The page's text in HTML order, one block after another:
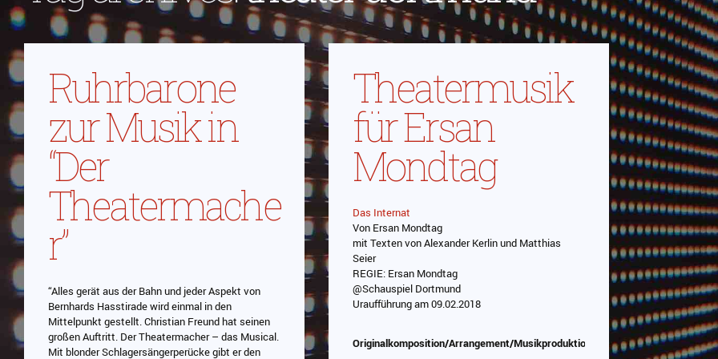
Ruhrbarone
zur Musik in
“Der
Theatermache
r”
“Alles gerät aus der Bahn und jeder Aspekt von
Bernhards Hasstirade wird einmal in den
Mittelpunkt gestellt. Christian Freund hat seinen
großen Auftritt. Der Theatermacher – das Musical.
Mit blonder Schlagersängerperücke gibt er den
Theatermusik
für Ersan
Mondtag
Abspielen
Das Video wird von Youtube eingebettet
abespielt. Es gilt die
Datenschutzerklärung von Google
Das Internat
Von Ersan Mondtag
mit Texten von Alexander Kerlin und Matthias
Seier
REGIE: Ersan Mondtag
@Schauspiel Dortmund
Uraufführung am 09.02.2018
Originalkomposition/Arrangement/Musikproduktion/Sounddesign/